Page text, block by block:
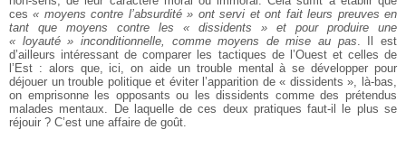
ces« moyens contre l’absurdité » ont servi et ont fait leurs preuves en
tant que moyens contre les « dissidents » et pour produire une
« loyauté » inconditionnelle, comme moyens de mise au pas . Il est
d’ailleurs intéressant de comparer les tactiques de l’Ouest et celles de
l’Est : alors que, ici, on aide un trouble mental à se développer pour
déjouer un trouble politique et éviter l’apparition de « dissidents », là-bas,
on emprisonne les opposants ou les dissidents comme des prétendus
malades mentaux. De laquelle de ces deux pratiques faut-il le plus se
réjouir ? C’est une affaire de goût.